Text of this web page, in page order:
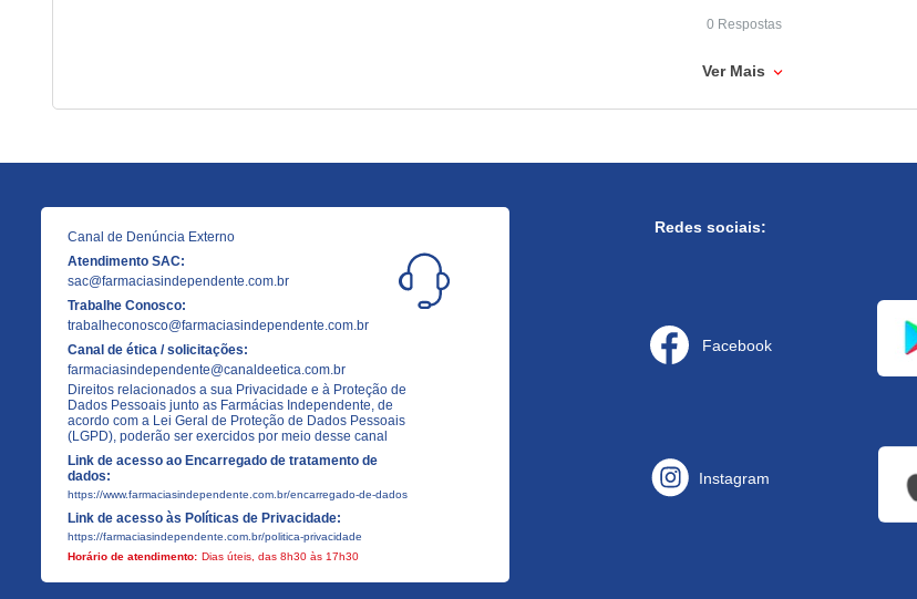
0 Respostas
Ver Mais
Canal de Denúncia Externo
Atendimento SAC:
sac@farmaciasindependente.com.br
Trabalhe Conosco:
trabalheconosco@farmaciasindependente.com.br
Canal de ética / solicitações:
farmaciasindependente@canaldeetica.com.br
Direitos relacionados a sua Privacidade e à Proteção de
Dados Pessoais junto as Farmácias Independente, de
acordo com a Lei Geral de Proteção de Dados Pessoais
(LGPD), poderão ser exercidos por meio desse canal
Link de acesso ao Encarregado de tratamento de
dados:
https://www.farmaciasindependente.com.br/encarregado-de-dados
Link de acesso às Políticas de Privacidade:
https://farmaciasindependente.com.br/politica-privacidade
Horário de atendimento: Dias úteis, das 8h30 às 17h30
Redes sociais:
Facebook
Instagram